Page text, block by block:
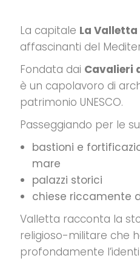
La capitale La Valletta
affascinanti del
Fondata dai Cavalieri
è un capolavoro di
patrimonio UNESCO.
Passeggiando per le
bastioni e
mare
palazzi storici
chiese riccamente
Valletta racconta la
religioso-militare che
profondamente